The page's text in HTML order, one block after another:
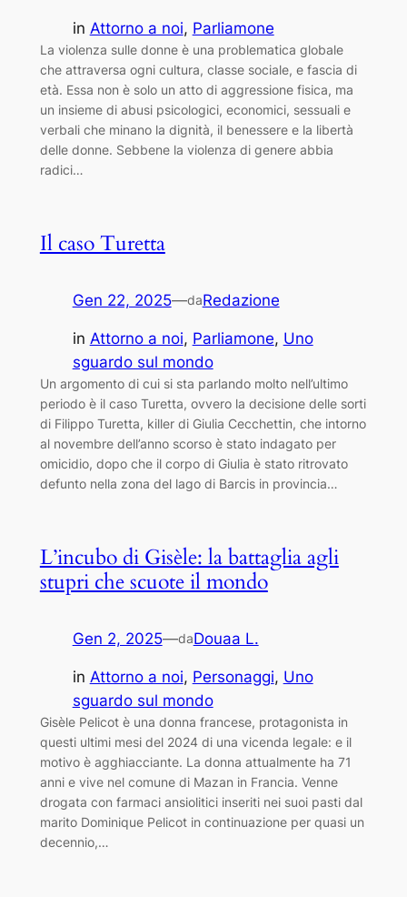
in Attorno a noi, Parliamone
La violenza sulle donne è una problematica globale
che attraversa ogni cultura, classe sociale, e fascia di
età. Essa non è solo un atto di aggressione fisica, ma
un insieme di abusi psicologici, economici, sessuali e
verbali che minano la dignità, il benessere e la libertà
delle donne. Sebbene la violenza di genere abbia
radici…
Il caso Turetta
Gen 22, 2025—daRedazione
in Attorno a noi, Parliamone, Uno
sguardo sul mondo
Un argomento di cui si sta parlando molto nell’ultimo
periodo è il caso Turetta, ovvero la decisione delle sorti
di Filippo Turetta, killer di Giulia Cecchettin, che intorno
al novembre dell’anno scorso è stato indagato per
omicidio, dopo che il corpo di Giulia è stato ritrovato
defunto nella zona del lago di Barcis in provincia…
L’incubo di Gisèle: la battaglia agli
stupri che scuote il mondo
Gen 2, 2025—daDouaa L.
in Attorno a noi, Personaggi, Uno
sguardo sul mondo
Gisèle Pelicot è una donna francese, protagonista in
questi ultimi mesi del 2024 di una vicenda legale: e il
motivo è agghiacciante. La donna attualmente ha 71
anni e vive nel comune di Mazan in Francia. Venne
drogata con farmaci ansiolitici inseriti nei suoi pasti dal
marito Dominique Pelicot in continuazione per quasi un
decennio,…